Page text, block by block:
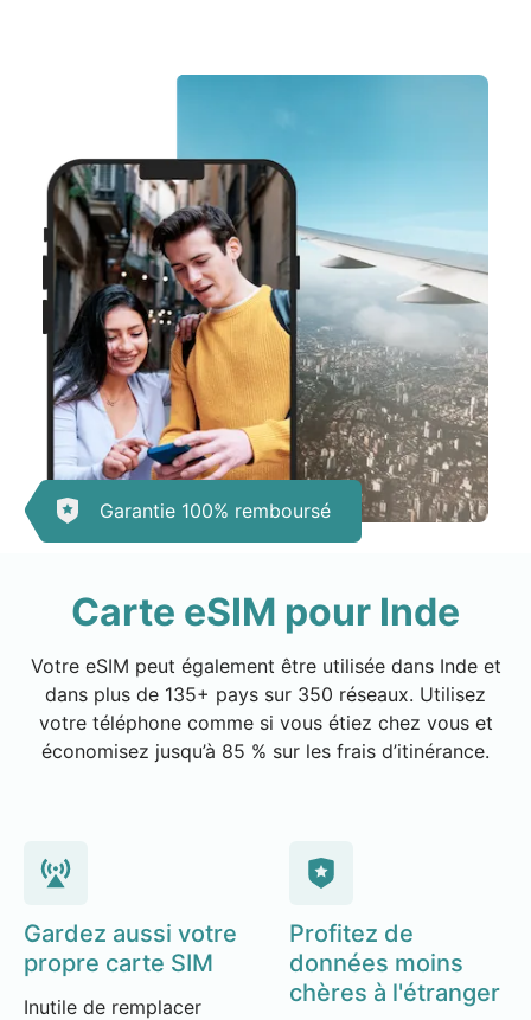
Garantie 100% remboursé
Carte eSIM pour Inde
Votre eSIM peut également être utilisée dans Inde et
dans plus de 135+ pays sur 350 réseaux. Utilisez
votre téléphone comme si vous étiez chez vous et
économisez jusqu’à 85 % sur les frais d’itinérance.
Gardez aussi votre
propre carte SIM
Inutile de remplacer
Profitez de
données moins
chères à l'étranger